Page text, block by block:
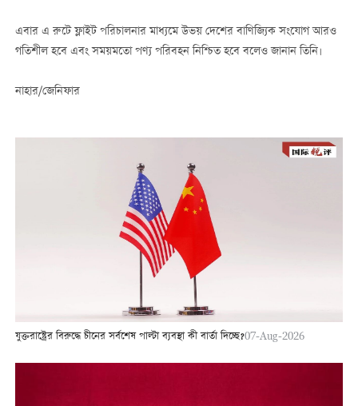
এবার এ রুটে ফ্লাইট পরিচালনার মাধ্যমে উভয় দেশের বাণিজ্যিক সংযোগ আরও
গতিশীল হবে এবং সময়মতো পণ্য পরিবহন নিশ্চিত হবে বলেও জানান তিনি।
নাহার/জেনিফার
যুক্তরাষ্ট্রের বিরুদ্ধে চীনের সর্বশেষ পাল্টা ব্যবস্থা কী বার্তা দিচ্ছে?07-Aug-2026